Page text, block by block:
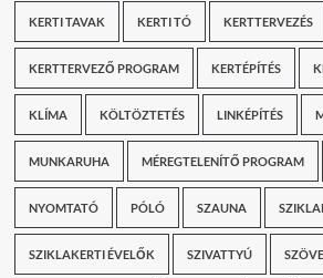
KERTI TAVAK KERTI TÓ KERTTERVEZÉS
KERTTERVEZŐ PROGRAM KERTÉPÍTÉS
KLÍMA KÖLTÖZTETÉS LINKÉPÍTÉS
MUNKARUHA MÉREGTELENÍTŐ PROGRAM
NYOMTATÓ PÓLÓ SZAUNA
SZIKLAKERTI ÉVELŐK SZIVATTYÚ